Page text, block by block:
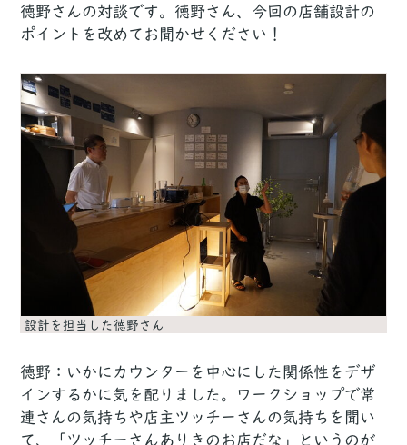
徳野さんの対談です。徳野さん、今回の店舗設計の
ポイントを改めてお聞かせください！
設計を担当した徳野さん
徳野：いかにカウンターを中心にした関係性をデザ
インするかに気を配りました。ワークショップで常
連さんの気持ちや店主ツッチーさんの気持ちを聞い
て、「ツッチーさんありきのお店だな」というのが